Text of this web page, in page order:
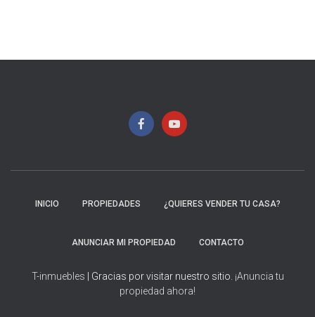
INICIO PROPIEDADES ¿QUIERES VENDER TU CASA?
ANUNCIAR MI PROPIEDAD CONTACTO
T-inmuebles | Gracias por visitar nuestro sitio. ¡Anuncia tu
propiedad ahora!